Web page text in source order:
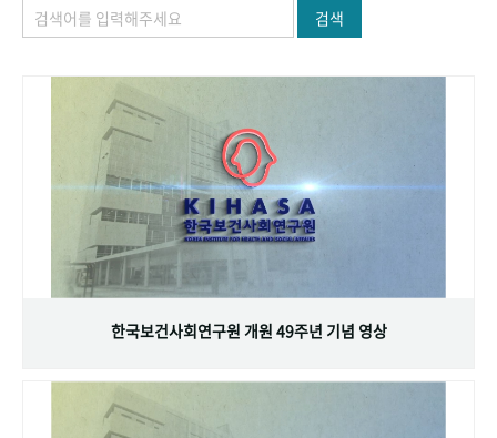
정책과 연구 키워드로 보는 연구 역사
연구자들
기록물 아카이브
사진 아카이브 문서 기록물 행정박물 영상 기록물
주년 기념
성과 50선 숫자로 보는 50년
VR 역사관
검색
한국보건사회연구원 개원 49주년 기념 영상